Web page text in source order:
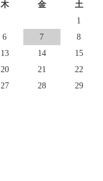
木 金 土
1
6 7
8
13 14
15
20 21
22
27 28
29